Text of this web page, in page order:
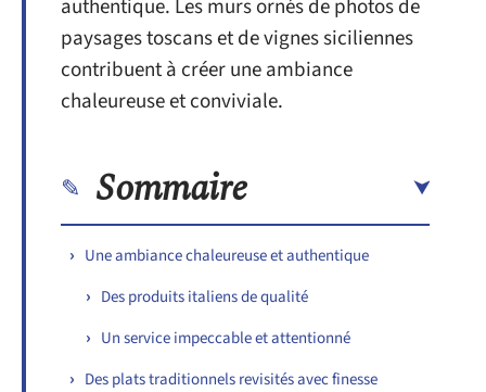
authentique. Les murs ornés de photos de
paysages toscans et de vignes siciliennes
contribuent à créer une ambiance
chaleureuse et conviviale.
Sommaire
Une ambiance chaleureuse et authentique
Des produits italiens de qualité
Un service impeccable et attentionné
Des plats traditionnels revisités avec finesse